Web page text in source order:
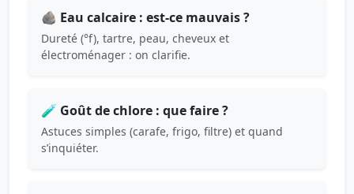
🪨 Eau calcaire : est-ce mauvais ?
Dureté (°f), tartre, peau, cheveux et
électroménager : on clarifie.
🧪 Goût de chlore : que faire ?
Astuces simples (carafe, frigo, filtre) et quand
s’inquiéter.